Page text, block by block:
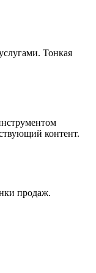
Тонкая
контент.
продаж.